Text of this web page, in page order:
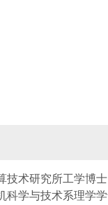
技术研究所工学博士
科学与技术系理学